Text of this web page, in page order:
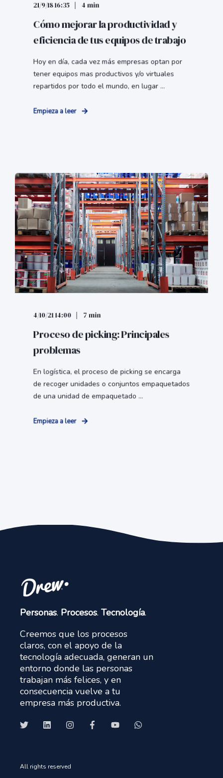
21/9/18 16:35 4 min
Cómo mejorar la productividad y
eficiencia de tus equipos de trabajo
Hoy en día, cada vez más empresas optan por
tener equipos mas productivos y/o virtuales
repartidos por todo el mundo, en lugar ...
Empieza a leer
4/10/21 14:00 7 min
Proceso de picking: Principales
problemas
En logística, el proceso de picking se encarga
de recoger unidades o conjuntos empaquetados
de una unidad de empaquetado ...
Empieza a leer
Personas. Procesos. Tecnología.
Creemos que los procesos
claros, con el apoyo de la
tecnología adecuada, generan un
entorno donde las personas
trabajan más felices, y en
consecuencia vuelve a tu
empresa más productiva.
All rights reserved